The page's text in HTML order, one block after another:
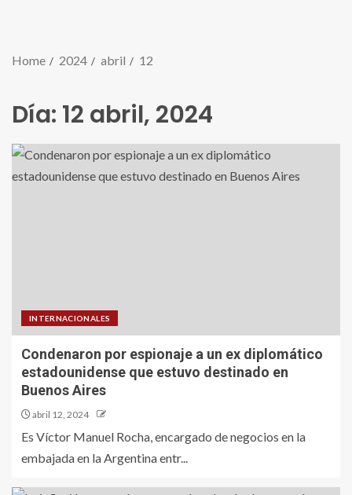
Home 2024 abril 12
Día: 12 abril, 2024
INTERNACIONALES
Condenaron por espionaje a un ex diplomático
estadounidense que estuvo destinado en
Buenos Aires
abril 12, 2024
Es Víctor Manuel Rocha, encargado de negocios en la
embajada en la Argentina entr...